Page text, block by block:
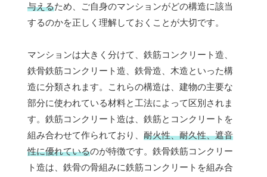
与えるため、ご自身のマンションがどの構造に該当
するのかを正しく理解しておくことが大切です。
マンションは大きく分けて、鉄筋コンクリート造、
鉄骨鉄筋コンクリート造、鉄骨造、木造といった構
造に分類されます。これらの構造は、建物の主要な
部分に使われている材料と工法によって区別されま
す。鉄筋コンクリート造は、鉄筋とコンクリートを
組み合わせて作られており、 耐火性、耐久性、遮音
性に優れているのが特徴です。鉄骨鉄筋コンクリー
ト造は、鉄骨の骨組みに鉄筋コンクリートを組み合